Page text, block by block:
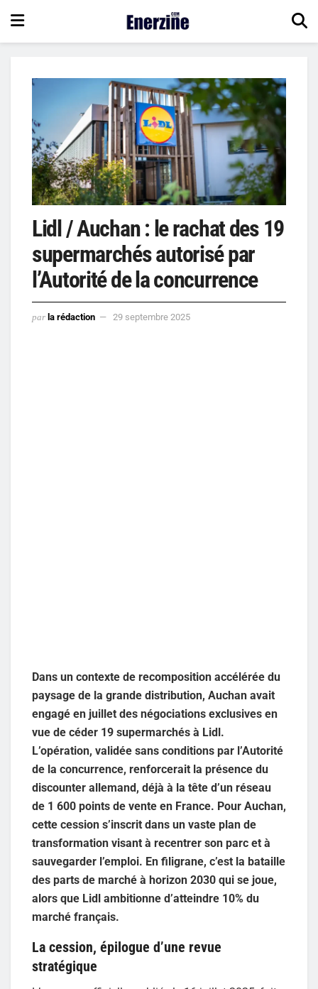
Lidl / Auchan : le rachat des 19
supermarchés autorisé par
l’Autorité de la concurrence
par la rédaction 29 septembre 2025
Dans un contexte de recomposition accélérée du
paysage de la grande distribution, Auchan avait
engagé en juillet des négociations exclusives en
vue de céder 19 supermarchés à Lidl.
L’opération, validée sans conditions par l’Autorité
de la concurrence, renforcerait la présence du
discounter allemand, déjà à la tête d’un réseau
de 1 600 points de vente en France. Pour Auchan,
cette cession s’inscrit dans un vaste plan de
transformation visant à recentrer son parc et à
sauvegarder l’emploi. En filigrane, c’est la bataille
des parts de marché à horizon 2030 qui se joue,
alors que Lidl ambitionne d’atteindre 10% du
marché français.
La cession, épilogue d’une revue
stratégique